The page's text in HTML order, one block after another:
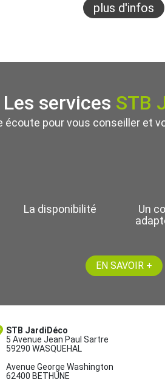
plus d'infos
Les services STB
écoute pour vous conseiller et
La disponibilité
Un
EN SAVOIR +
STB JardiDéco
5 Avenue Jean Paul Sartre
59290 WASQUEHAL
Avenue George Washington
62400 BETHUNE